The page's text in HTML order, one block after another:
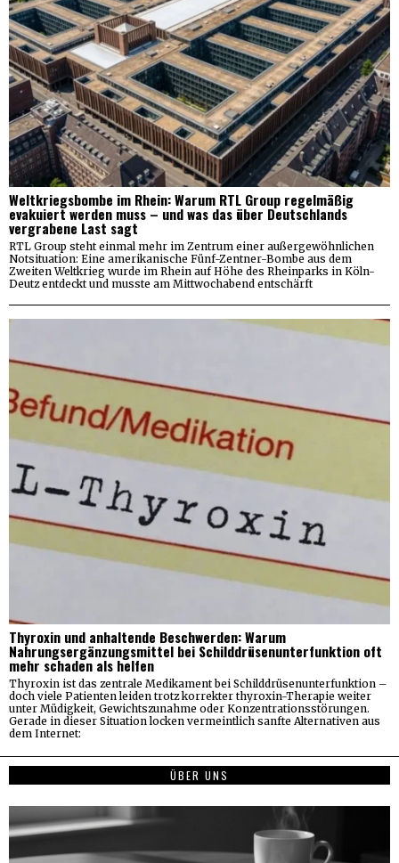
Weltkriegsbombe im Rhein: Warum RTL Group regelmäßig
evakuiert werden muss – und was das über Deutschlands
vergrabene Last sagt
RTL Group steht einmal mehr im Zentrum einer außergewöhnlichen
Notsituation: Eine amerikanische Fünf-Zentner-Bombe aus dem
Zweiten Weltkrieg wurde im Rhein auf Höhe des Rheinparks in Köln-
Deutz entdeckt und musste am Mittwochabend entschärft
Thyroxin und anhaltende Beschwerden: Warum
Nahrungsergänzungsmittel bei Schilddrüsenunterfunktion oft
mehr schaden als helfen
Thyroxin ist das zentrale Medikament bei Schilddrüsenunterfunktion –
doch viele Patienten leiden trotz korrekter thyroxin-Therapie weiter
unter Müdigkeit, Gewichtszunahme oder Konzentrationsstörungen.
Gerade in dieser Situation locken vermeintlich sanfte Alternativen aus
dem Internet:
ÜBER UNS